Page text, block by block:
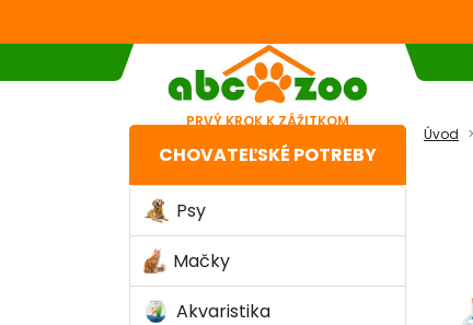
PRVÝ KROK K ZÁŽITKOM
CHOVATEĽSKÉ POTREBY
Psy
Mačky
Akvaristika
Úvod